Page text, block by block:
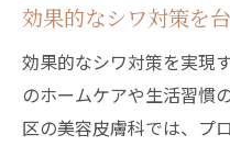
介
今注目の台東
台東区でシワ
イス
効果的なシワ対策を
効果的なシワ対策を実現
のホームケアや生活習慣
区の美容皮膚科では、プ